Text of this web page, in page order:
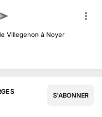
Villegenon à Noyer
S'ABONNER